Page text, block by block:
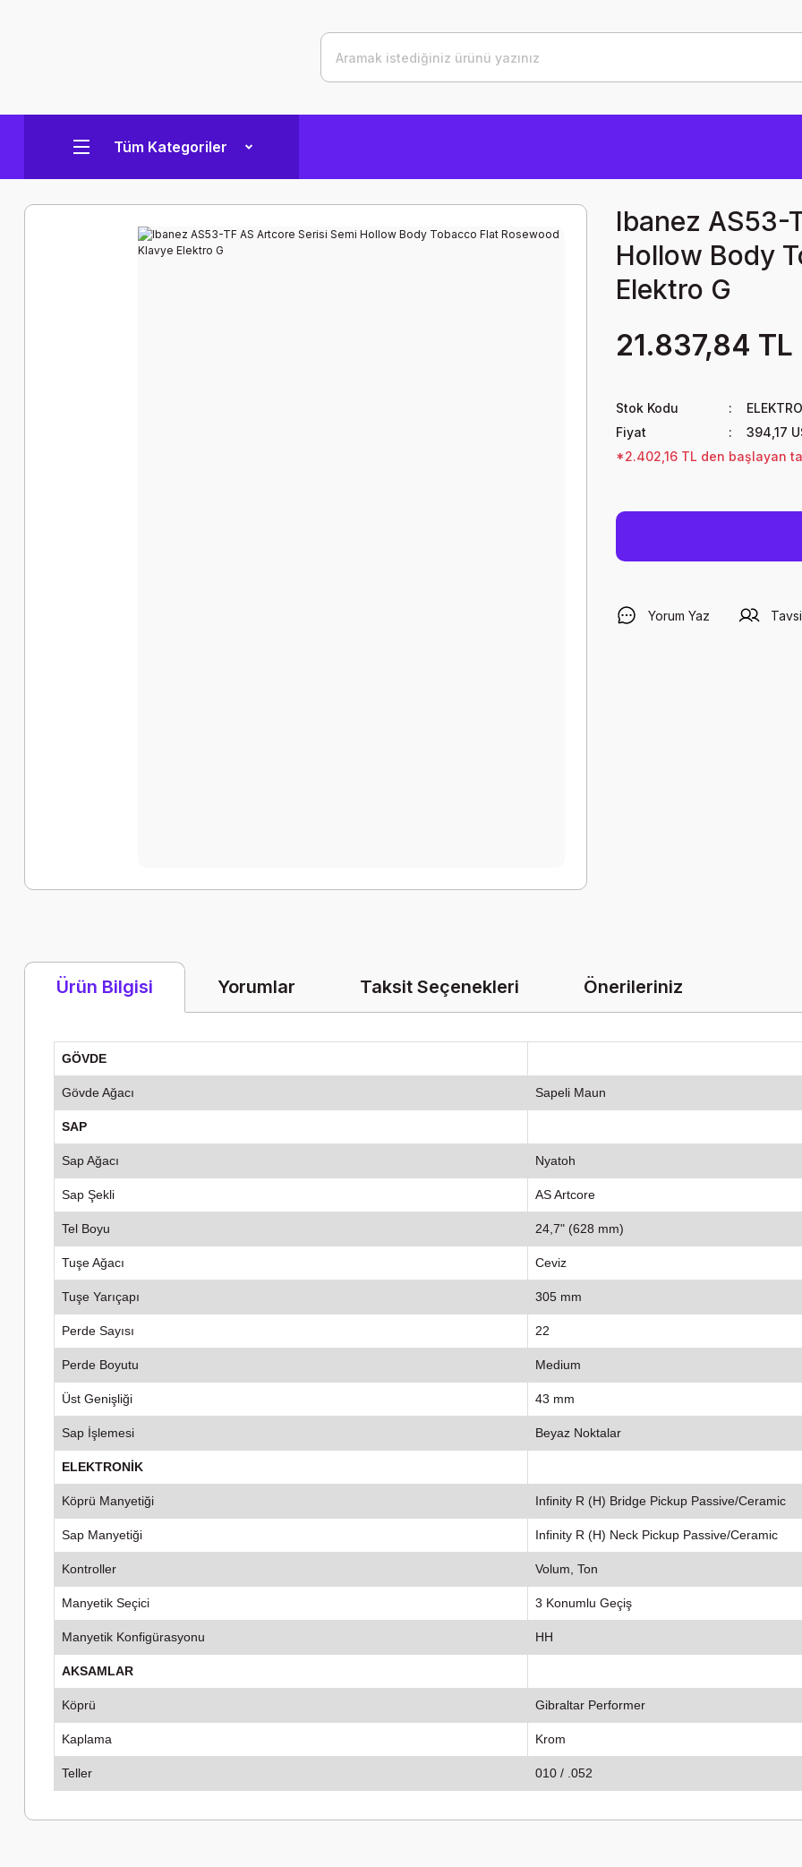
Tüm Kategoriler
Ibanez AS53-
Hollow Body
Elektro G
21.837,84 TL
Stok Kodu
Fiyat
394,17
*2.402,16 TL den başlayan
Yorum Yaz
Ürün Bilgisi Yorumlar Taksit Seçenekleri Önerileriniz
GÖVDE
Gövde Ağacı Sapeli Maun
SAP
Sap Ağacı Nyatoh
Sap Şekli AS Artcore
Tel Boyu 24,7" (628 mm)
Tuşe Ağacı Ceviz
Tuşe Yarıçapı 305 mm
Perde Sayısı 22
Perde Boyutu Medium
Üst Genişliği 43 mm
Sap İşlemesi Beyaz Noktalar
ELEKTRONİK
Köprü Manyetiği Infinity R (H) Bridge Pickup Passive/Ceramic
Sap Manyetiği Infinity R (H) Neck Pickup Passive/Ceramic
Kontroller Volum, Ton
Manyetik Seçici 3 Konumlu Geçiş
Manyetik Konfigürasyonu HH
AKSAMLAR
Köprü Gibraltar Performer
Kaplama Krom
Teller 010 / .052